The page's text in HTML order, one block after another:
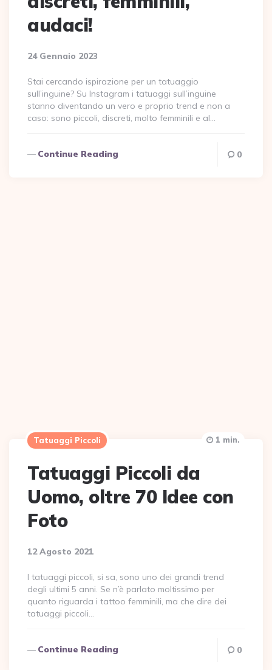
audaci!
24 Gennaio 2023
Stai cercando ispirazione per un tatuaggio
sull’inguine? Su Instagram i tatuaggi sull’inguine
stanno diventando un vero e proprio trend e non a
caso: sono piccoli, discreti, molto femminili e al…
Continue Reading 0
Tatuaggi Piccoli
Tatuaggi Piccoli da
Uomo, oltre 70 Idee con
Foto
12 Agosto 2021
1 min.
I tatuaggi piccoli, si sa, sono uno dei grandi trend
degli ultimi 5 anni. Se n’è parlato moltissimo per
quanto riguarda i tattoo femminili, ma che dire dei
tatuaggi piccoli…
Continue Reading 0